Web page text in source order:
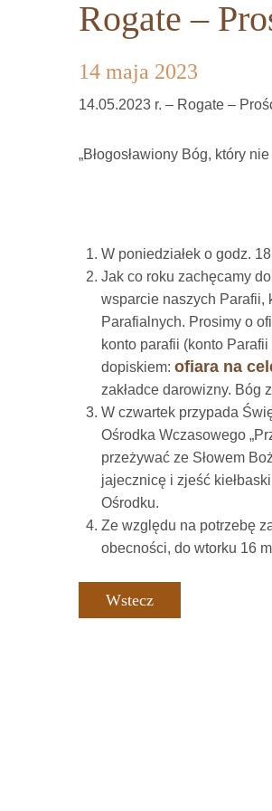
Rogate –
14 maja 2023
14.05.2023 r. – Rogate –
„Błogosławiony Bóg, który
W poniedziałek o godz.
Jak co roku zachęcamy
wsparcie naszych Parafii,
Parafialnych. Prosimy o
konto parafii (konto
dopiskiem: ofiara na
zakładce darowizny. Bóg
W czwartek przypada
Ośrodka Wczasowego
przeżywać ze Słowem
jajecznicę i zjeść
Ośrodku.
Ze względu na potrzebę
obecności, do wtorku 16
Wstecz